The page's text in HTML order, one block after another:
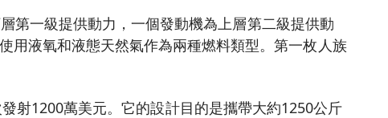
第一級提供動力，一個發動機為上層第二級提供動
用液氧和液態天然氣作為兩種燃料類型。第一枚人族
射1200萬美元。它的設計目的是攜帶大約1250公斤